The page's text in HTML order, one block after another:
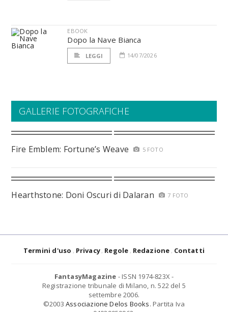
EBOOK
Dopo la Nave Bianca
LEGGI 14/07/2026
GALLERIE FOTOGRAFICHE
Fire Emblem: Fortune’s Weave 5 FOTO
Hearthstone: Doni Oscuri di Dalaran 7 FOTO
Termini d'uso Privacy Regole Redazione Contatti
FantasyMagazine - ISSN 1974-823X -
Registrazione tribunale di Milano, n. 522 del 5
settembre 2006.
©2003 Associazione Delos Books. Partita Iva